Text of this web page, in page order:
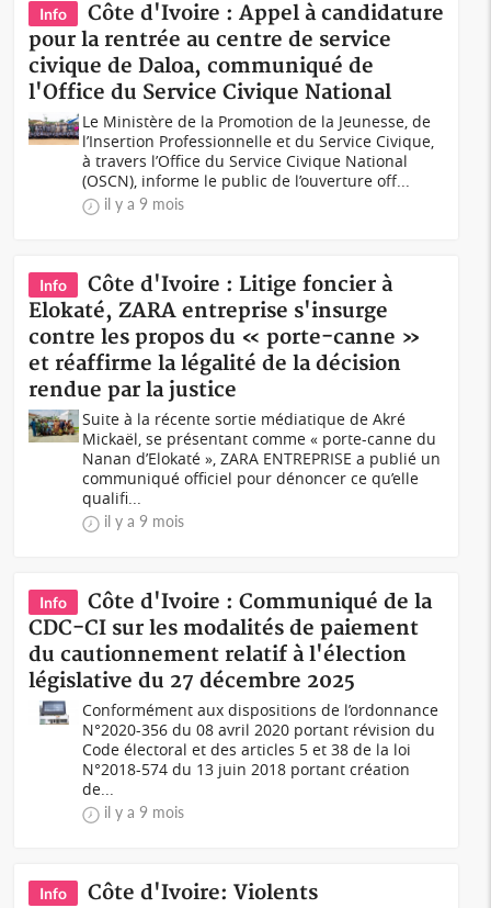
Info
Côte d'Ivoire : Appel à candidature
pour la rentrée au centre de service
civique de Daloa, communiqué de
l'Office du Service Civique National
Le Ministère de la Promotion de la Jeunesse, de
l’Insertion Professionnelle et du Service Civique,
à travers l’Office du Service Civique National
(OSCN), informe le public de l’ouverture off...
il y a 9 mois
Info
Côte d'Ivoire : Litige foncier à
Elokaté, ZARA entreprise s'insurge
contre les propos du « porte-canne »
et réaffirme la légalité de la décision
rendue par la justice
Suite à la récente sortie médiatique de Akré
Mickaël, se présentant comme « porte-canne du
Nanan d’Elokaté », ZARA ENTREPRISE a publié un
communiqué officiel pour dénoncer ce qu’elle
qualifi...
il y a 9 mois
Info
Côte d'Ivoire : Communiqué de la
CDC-CI sur les modalités de paiement
du cautionnement relatif à l'élection
législative du 27 décembre 2025
Conformément aux dispositions de l’ordonnance
N°2020-356 du 08 avril 2020 portant révision du
Code électoral et des articles 5 et 38 de la loi
N°2018-574 du 13 juin 2018 portant création
de...
il y a 9 mois
Info
Côte d'Ivoire: Violents